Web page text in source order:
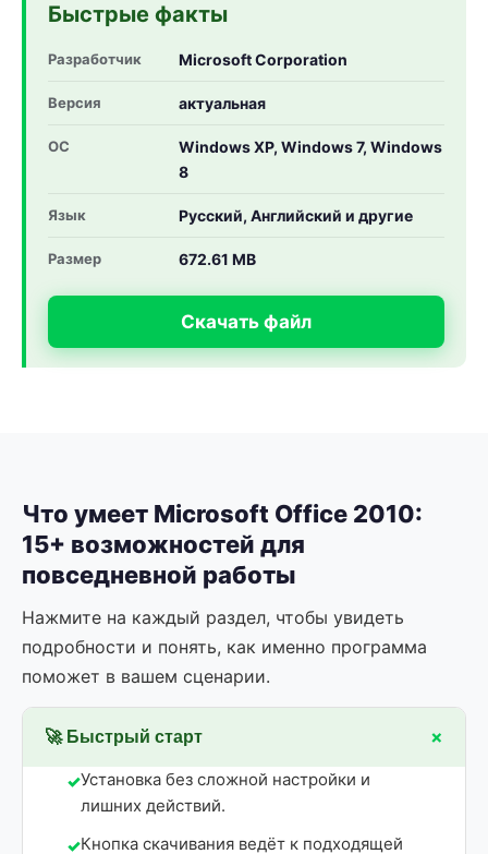
Быстрые факты
Разработчик Microsoft Corporation
Версия актуальная
ОС
Windows XP, Windows 7, Windows
8
Язык Русский, Английский и другие
Размер 672.61 MB
Скачать файл
Что умеет Microsoft Office 2010:
15+ возможностей для
повседневной работы
Нажмите на каждый раздел, чтобы увидеть
подробности и понять, как именно программа
поможет в вашем сценарии.
🚀 Быстрый старт +
Установка без сложной настройки и
лишних действий.
Кнопка скачивания ведёт к подходящей